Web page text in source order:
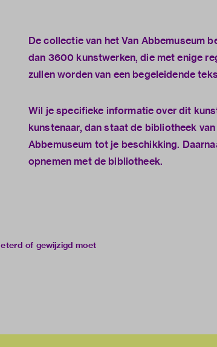
De collectie van het Van Abbemuseum
dan 3600 kunstwerken, die met enige
zullen worden van een begeleidende
Wil je specifieke informatie over dit
kunstenaar, dan staat de bibliotheek van
Abbemuseum tot je beschikking.
opnemen met de bibliotheek.
of gewijzigd moet